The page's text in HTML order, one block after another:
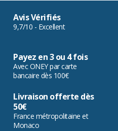
Avis Vérifiés
9,7/10 - Excellent
Payez en 3 ou 4 fois
Avec ONEY par carte
bancaire dès 100€
Livraison offerte dès
50€
France métropolitaine et
Monaco